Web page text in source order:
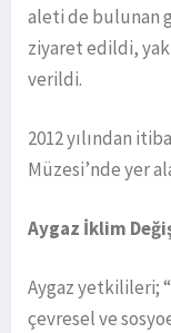
aleti de bulunan
ziyaret edildi,
verildi.
2012 yılından
Müzesi’nde yer
Aygaz İklim
Aygaz yetkilileri;
çevresel ve